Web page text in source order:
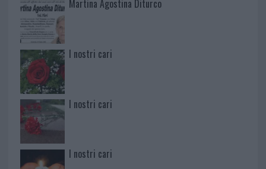
Martina Agostina Diturco
I nostri cari
I nostri cari
I nostri cari